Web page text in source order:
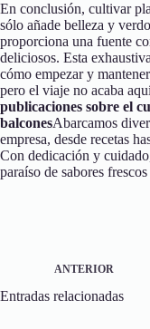
En conclusión, cultivar
sólo añade belleza y
proporciona una fuente
deliciosos. Esta
cómo empezar y
pero el viaje no acaba
publicaciones sobre el
balconesAbarcamos
empresa, desde recetas
Con dedicación y
paraíso de sabores
ANTERIOR
Entradas relacionadas